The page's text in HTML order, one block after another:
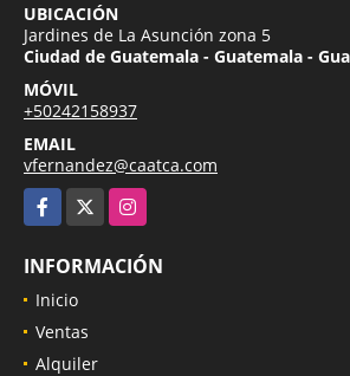
UBICACIÓN
Jardines de La Asunción zona 5
Ciudad de Guatemala - Guatemala -
MÓVIL
+50242158937
EMAIL
vfernandez@caatca.com
Facebook
Instagram
INFORMACIÓN
Inicio
Ventas
Alquiler